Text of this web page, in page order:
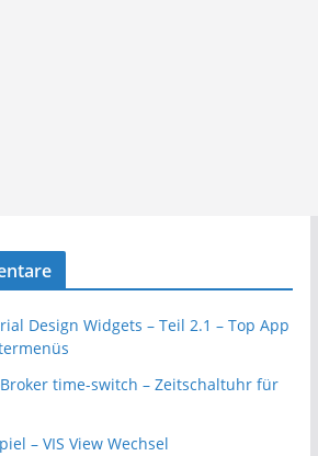
Design Widgets – Teil 2.1 – Top App
time-switch – Zeitschaltuhr für
– VIS View Wechsel